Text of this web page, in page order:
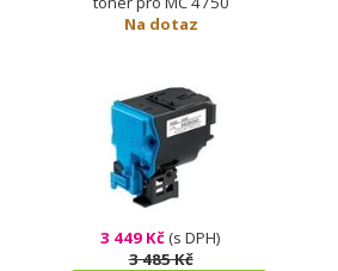
Na dotaz
3 449 Kč(s DPH)
3 485 Kč